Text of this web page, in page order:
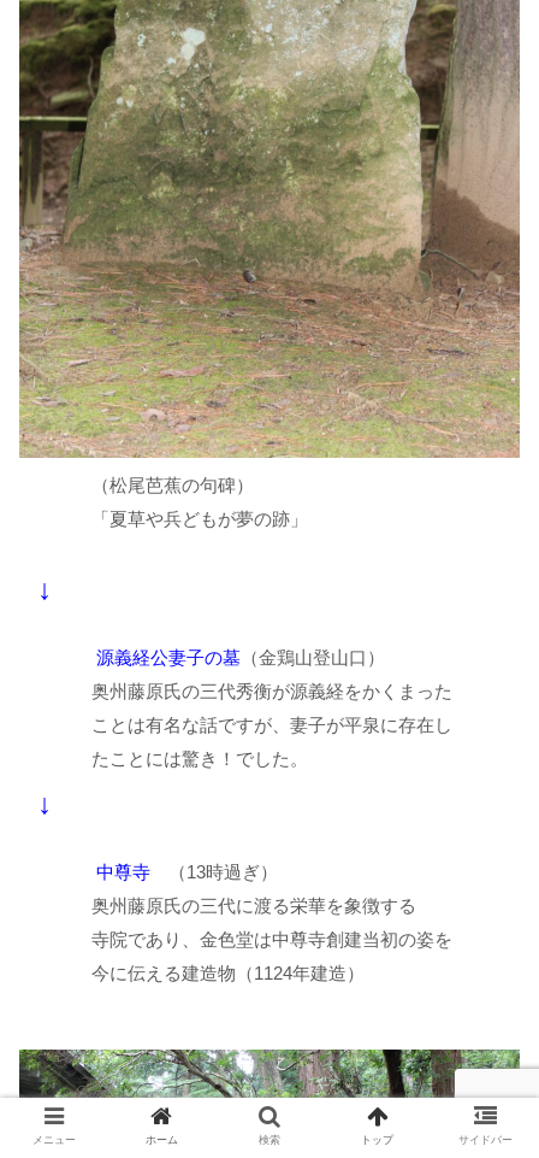
（松尾芭蕉の句碑）
「夏草や兵どもが夢の跡」
↓
源義経公妻子の墓 （金鶏山登山口）
奥州藤原氏の三代秀衡が源義経をかくまった
ことは有名な話ですが、妻子が平泉に存在し
たことには驚き！でした。
↓
中尊寺 （13時過ぎ）
奥州藤原氏の三代に渡る栄華を象徴する
寺院であり、金色堂は中尊寺創建当初の姿を
今に伝える建造物（1124年建造）
メニュー ホーム 検索 トップ サイドバー